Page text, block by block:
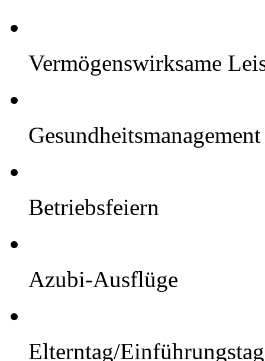
Vermögenswirksame
Gesundheitsmanagement
Betriebsfeiern
Azubi-Ausflüge
Elterntag/